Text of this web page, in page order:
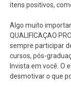
itens positivos,
Algo muito
QUALIFICAÇAO
sempre participar
cursos, pós-
Invista em você. O
desmotivar o que